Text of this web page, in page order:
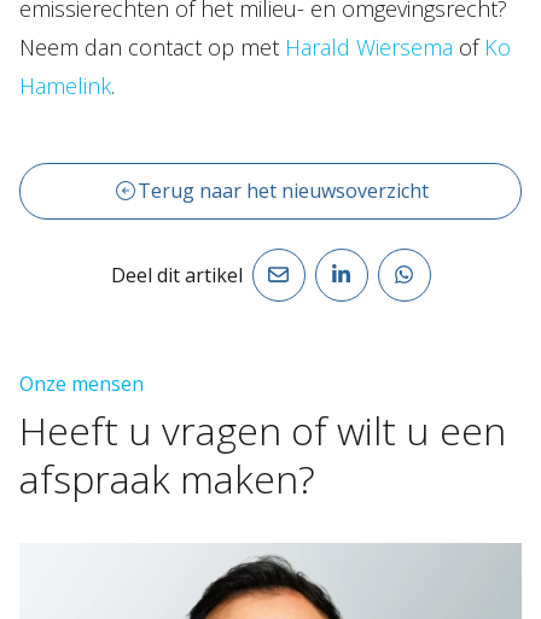
emissierechten of het milieu- en omgevingsrecht?
Neem dan contact op met Harald Wiersema of Ko
Hamelink.
Terug naar het nieuwsoverzicht
Deel dit artikel
Onze mensen
Heeft u vragen ofwilt u een
afspraak maken?